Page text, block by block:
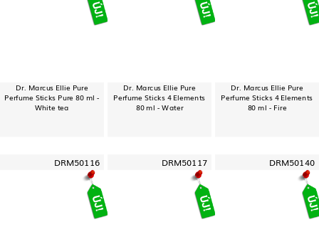
Dr. Marcus Ellie Pure
Perfume Sticks Pure 80 ml -
White tea
Dr. Marcus Ellie Pure
Perfume Sticks 4 Elements
80 ml - Water
Dr. Marcus Ellie Pure
Perfume Sticks 4 Elements
80 ml - Fire
DRM50116 DRM50117 DRM50140